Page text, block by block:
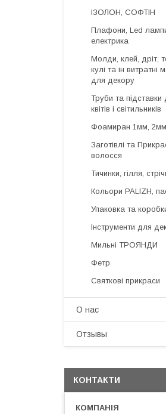
ІЗОЛОН, СОФТІН
Плафони, Led
електрика
Молди, клей, дріт,
кулі та ін витратні
для декору
Труби та підставки
квітів і світильників
Фоамиран 1мм, 2мм
Заготівлі та
волосся
Тичинки, гілля,
Кольори PALIZH,
Упаковка та
Інструменти для
Мильні ТРОЯНДИ
Фетр
Святкові прикраси
О нас
Отзывы
КОНТАКТИ